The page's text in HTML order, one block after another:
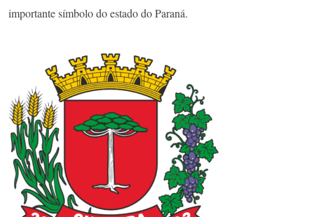
importante símbolo do estado do Paraná.